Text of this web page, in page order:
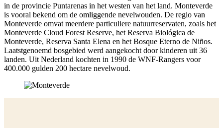
in de provincie Puntarenas in het westen van het land. Monteverde
is vooral bekend om de omliggende nevelwouden. De regio van
Monteverde omvat meerdere particuliere natuurreservaten, zoals het
Monteverde Cloud Forest Reserve, het Reserva Biológica de
Monteverde, Reserva Santa Elena en het Bosque Eterno de Niños.
Laatstgenoemd bosgebied werd aangekocht door kinderen uit 36
landen. Uit Nederland kochten in 1990 de WNF-Rangers voor
400.000 gulden 200 hectare nevelwoud.